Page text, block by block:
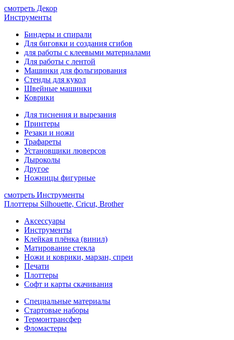
смотреть Декор
Инструменты
Биндеры и спирали
Для биговки и создания сгибов
для работы с клеевыми материалами
Для работы с лентой
Машинки для фольгирования
Стенды для кукол
Швейные машинки
Коврики
Для тиснения и вырезания
Принтеры
Резаки и ножи
Трафареты
Установщики люверсов
Дыроколы
Другое
Ножницы фигурные
смотреть Инструменты
Плоттеры Silhouette, Cricut, Brother
Аксессуары
Инструменты
Клейкая плёнка (винил)
Матирование стекла
Ножи и коврики, марзан, спреи
Печати
Плоттеры
Софт и карты скачивания
Специальные материалы
Стартовые наборы
Термонтрансфер
Фломастеры